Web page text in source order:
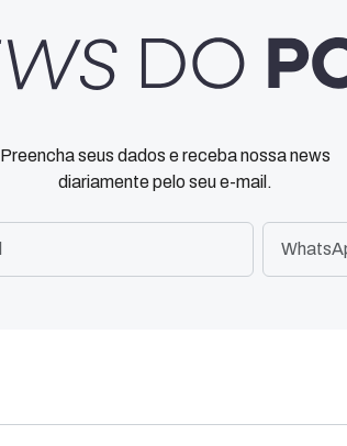
Preencha seus dados e receba nossa news
diariamente pelo seu e-mail.